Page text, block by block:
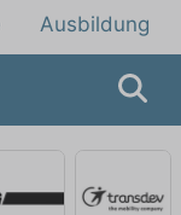
Ausbildung